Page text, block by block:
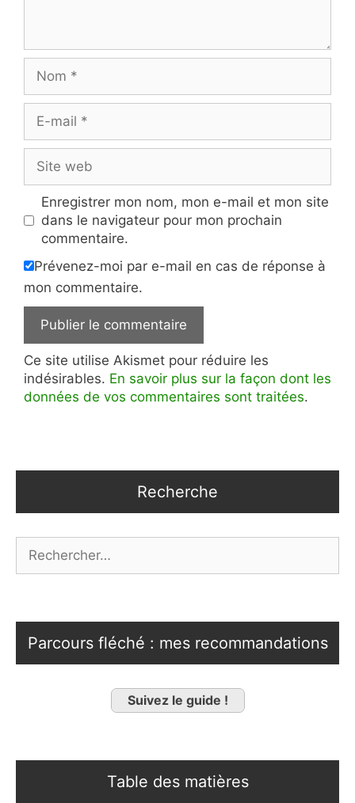
mail
web
Enregistrer mon nom, mon e-mail et mon site
dans le navigateur pour mon prochain
commentaire.
Prévenez-moi par e-mail en cas de réponse à
mon commentaire.
Ce site utilise Akismet pour réduire les
indésirables. En savoir plus sur la façon dont les
données de vos commentaires sont traitées.
Recherche
Parcours fléché : mes recommandations
Suivez le guide !
Table des matières